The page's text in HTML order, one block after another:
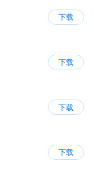
下载
下载
下载
下载